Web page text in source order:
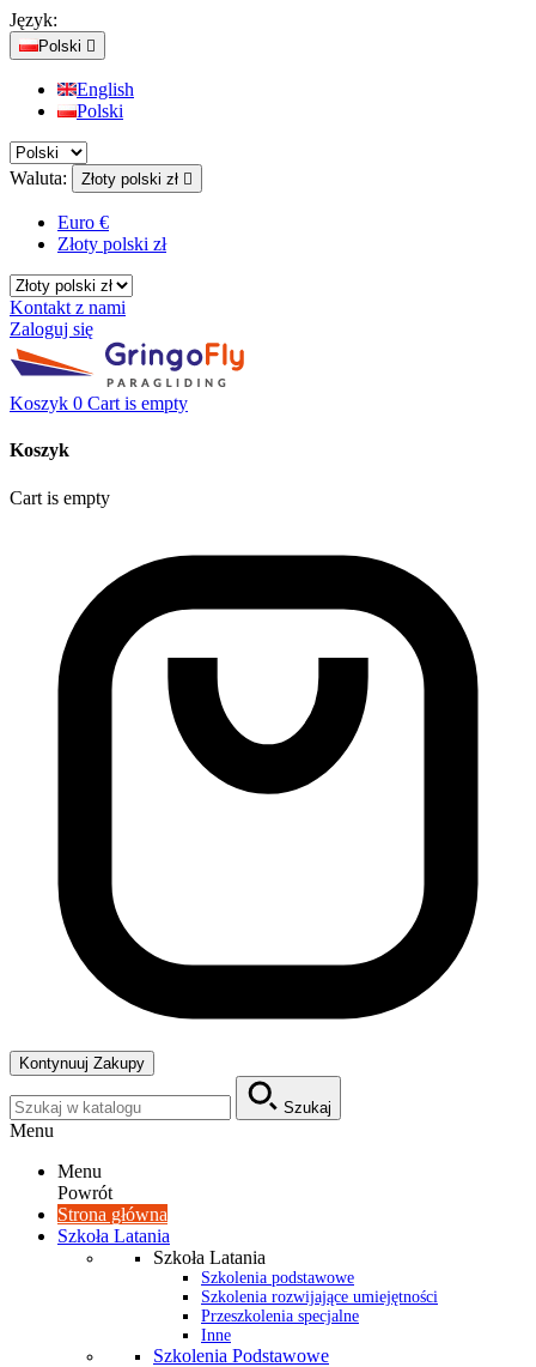
Język:
Polski 
English
Polski
Waluta: Złoty polski zł 
Euro €
Złoty polski zł
Kontakt z nami
Zaloguj się
Koszyk 0 Cart is empty
Koszyk
Cart is empty
Kontynuuj Zakupy
Szukaj
Menu
Menu
Powrót
Strona główna
Szkoła Latania
Szkoła Latania
Szkolenia podstawowe
Szkolenia rozwijające umiejętności
Przeszkolenia specjalne
Inne
Szkolenia Podstawowe